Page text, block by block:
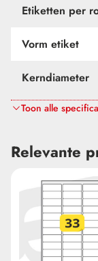
Etiketten per
Vorm etiket
Kerndiameter
Belijming
Materiaal
Perforatie
Rugbreedte in
Verpakking
Toon alle
Relevante